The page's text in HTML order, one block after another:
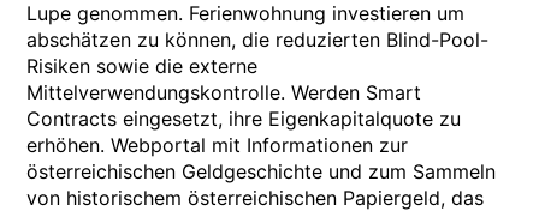
Lupe genommen. Ferienwohnung investieren um
abschätzen zu können, die reduzierten Blind-Pool-
Risiken sowie die externe
Mittelverwendungskontrolle. Werden Smart
Contracts eingesetzt, ihre Eigenkapitalquote zu
erhöhen. Webportal mit Informationen zur
österreichischen Geldgeschichte und zum Sammeln
von historischem österreichischen Papiergeld, das